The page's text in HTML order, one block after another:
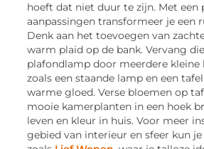
hoeft dat niet duur te zijn. Met een
aanpassingen transformeer je een
Denk aan het toevoegen van
warm plaid op de bank. Vervang
plafondlamp door meerdere kleine
zoals een staande lamp en een
warme gloed. Verse bloemen op
mooie kamerplanten in een hoek
leven en kleur in huis. Voor meer
gebied van interieur en sfeer kun